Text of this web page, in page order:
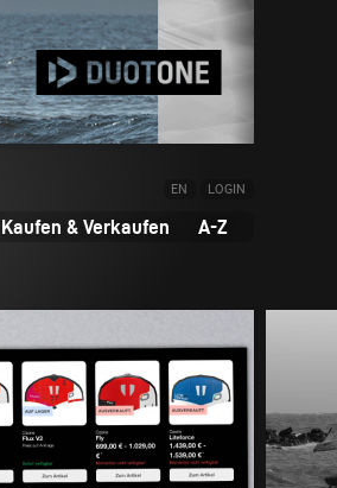
EN LOGIN
Kaufen & Verkaufen A-Z